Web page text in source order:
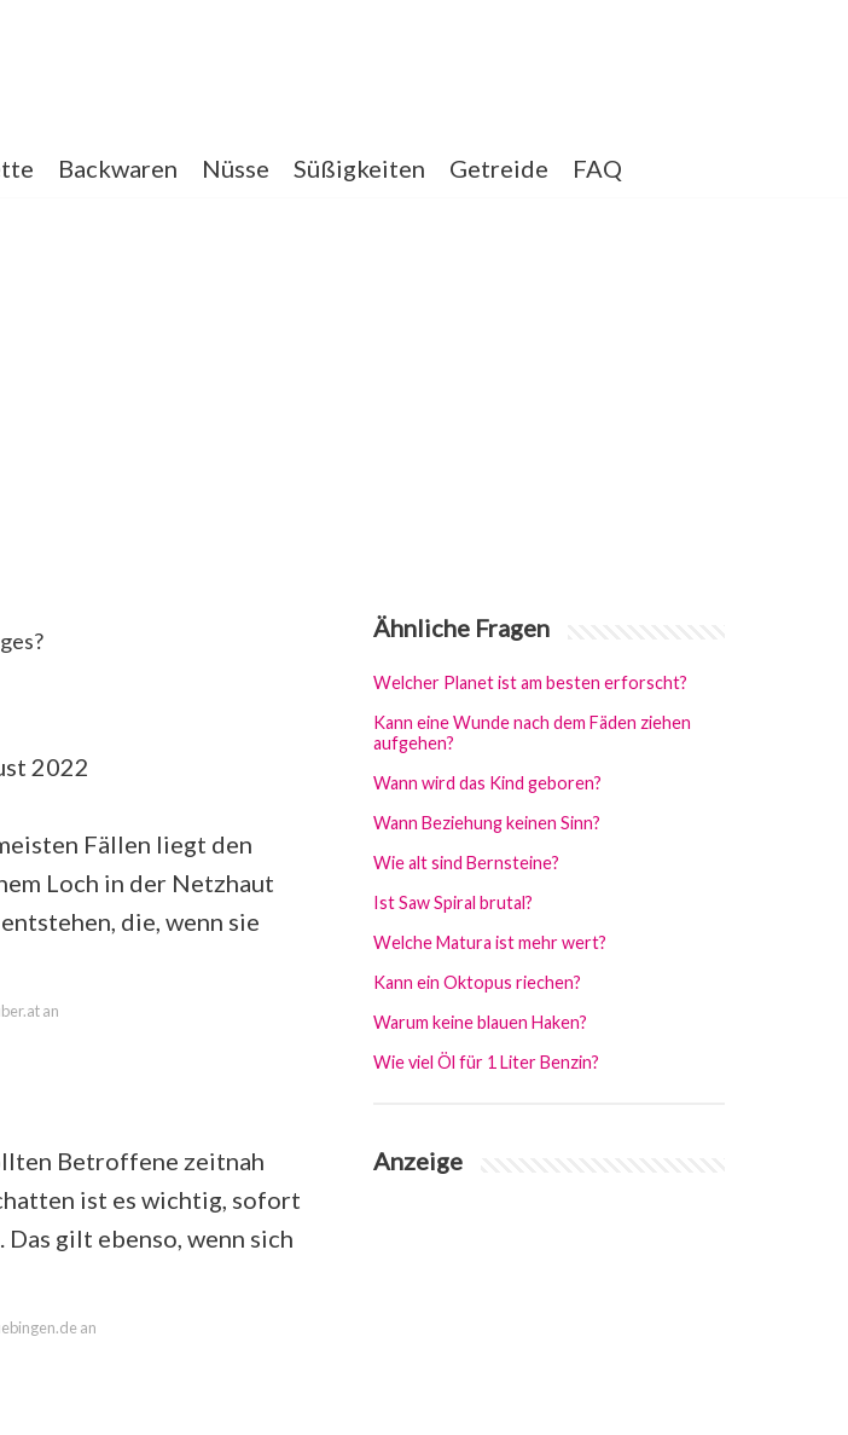
Backwaren Nüsse Süßigkeiten Getreide FAQ
2022
Fällen liegt den
Loch in der Netzhaut
die, wenn sie
an
Betroffene zeitnah
ist es wichtig, sofort
gilt ebenso, wenn sich
an
Ähnliche Fragen
Welcher Planet ist am besten erforscht?
Kann eine Wunde nach dem Fäden ziehen
aufgehen?
Wann wird das Kind geboren?
Wann Beziehung keinen Sinn?
Wie alt sind Bernsteine?
Ist Saw Spiral brutal?
Welche Matura ist mehr wert?
Kann ein Oktopus riechen?
Warum keine blauen Haken?
Wie viel Öl für 1 Liter Benzin?
Anzeige